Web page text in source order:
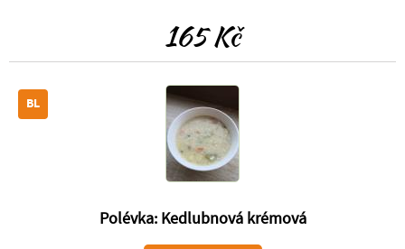
165 Kč
BL
Polévka: Kedlubnová krémová